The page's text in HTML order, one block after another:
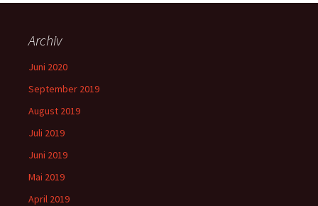
Archiv
Juni 2020
September 2019
August 2019
Juli 2019
Juni 2019
Mai 2019
April 2019